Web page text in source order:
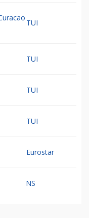
TUI
TUI
TUI
TUI
Eurostar
NS